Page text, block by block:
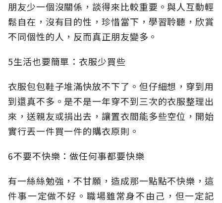
朋友少一個沒關係，談得來比較重要。與人互動輕
鬆自在，沒有目的性，珍惜當下，學習聆聽，欣賞
不同個性的人，反而真正朋友變多。
5生活也要簡單：衣服少買些
衣服包包鞋子堆滿快放不下了。但仔細想，穿到用
到還真不多。是不是一年穿不到三次的衣服整理出
來，送親友或捐出去，讓置衣間能多些空位，開始
實行丟一件買一件的購衣原則。
6不要不快樂：做任何事都要快樂
有一絲絲勉強，不甘願，造成那一點點不快樂，這
件事一定做不好。職場雖常身不由己，但一定記